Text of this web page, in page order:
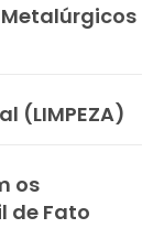
(LIMPEZA)
os
de Fato